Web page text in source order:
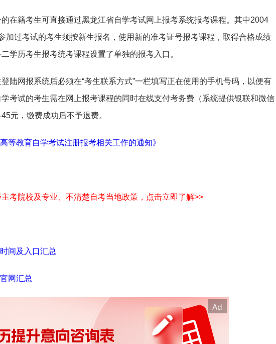
在籍考生可直接通过黑龙江省自学考试网上报考系统报考课程。其中2004
加过考试的考生须按新生报名，使用新的准考证号报考课程，取得合格成绩
学历考生报考统考课程设置了单独的报考入口。
陆网报系统后必须在“考生联系方式”一栏填写正在使用的手机号码，以便有
考试的考生需在网上报考课程的同时在线支付考务费（系统提供银联和微信
元，缴费成功后不予退费。
等教育自学考试注册报考相关工作的通知》
考院校及专业、不清楚自考当地政策，点击立即了解>>
间及入口汇总
网汇总